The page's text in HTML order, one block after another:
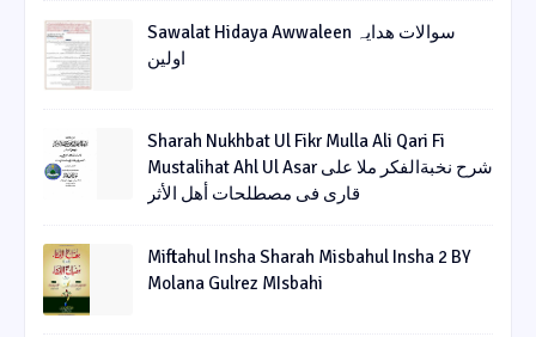
Sawalat Hidaya Awwaleen سوالات ھدایہ
اولین
Sharah Nukhbat Ul Fikr Mulla Ali Qari Fi
Mustalihat Ahl Ul Asar شرح نخبةالفکر ملا علی
قاری فی مصطلحات أھل الأثر
Miftahul Insha Sharah Misbahul Insha 2 BY
Molana Gulrez MIsbahi